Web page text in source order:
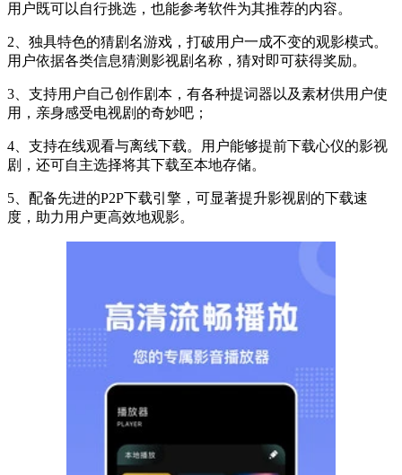
用户既可以自行挑选，也能参考软件为其推荐的内容。
2、独具特色的猜剧名游戏，打破用户一成不变的观影模式。
用户依据各类信息猜测影视剧名称，猜对即可获得奖励。
3、支持用户自己创作剧本，有各种提词器以及素材供用户使
用，亲身感受电视剧的奇妙吧；
4、支持在线观看与离线下载。用户能够提前下载心仪的影视
剧，还可自主选择将其下载至本地存储。
5、配备先进的P2P下载引擎，可显著提升影视剧的下载速
度，助力用户更高效地观影。